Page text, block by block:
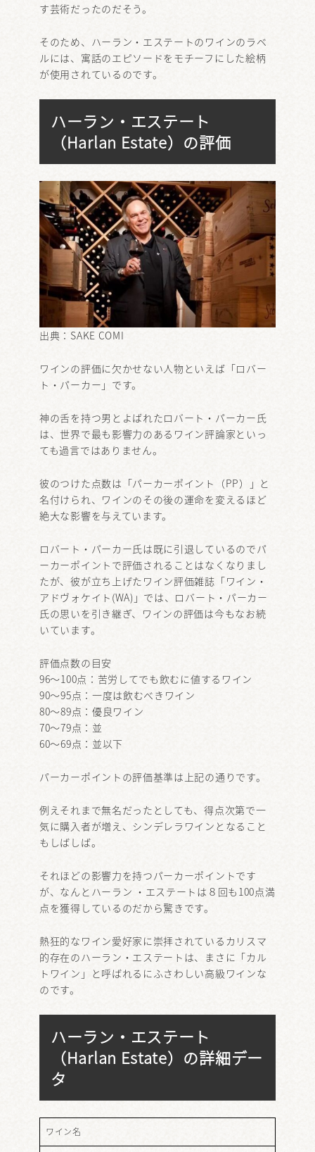
す芸術だったのだそう。
そのため、ハーラン・エステートのワインのラベ
ルには、寓話のエピソードをモチーフにした絵柄
が使用されているのです。
ハーラン・エステート
（Harlan Estate）の評価
出典： SAKE COMI
ワインの評価に欠かせない人物といえば「ロバー
ト・パーカー」です。
神の舌を持つ男とよばれたロバート・パーカー氏
は、世界で最も影響力のあるワイン評論家といっ
ても過言ではありません。
彼のつけた点数は「パーカーポイント（PP）」と
名付けられ、ワインのその後の運命を変えるほど
絶大な影響を与えています。
ロバート・パーカー氏は既に引退しているのでパ
ーカーポイントで評価されることはなくなりまし
たが、彼が立ち上げたワイン評価雑誌「ワイン・
アドヴォケイト(WA)」では、ロバート・パーカー
氏の思いを引き継ぎ、ワインの評価は今もなお続
いています。
評価点数の目安
96～100点：苦労してでも飲むに値するワイン
90～95点：一度は飲むべきワイン
80～89点：優良ワイン
70～79点：並
60～69点：並以下
パーカーポイントの評価基準は上記の通りです。
例えそれまで無名だったとしても、得点次第で一
気に購入者が増え、シンデレラワインとなること
もしばしば。
それほどの影響力を持つパーカーポイントです
が、なんとハーラン ・エステートは８回も100点満
点を獲得しているのだから驚きです。
熱狂的なワイン愛好家に崇拝されているカリスマ
的存在のハーラン・エステートは、まさに「カル
トワイン」と呼ばれるにふさわしい高級ワインな
のです。
ハーラン・エステート
（Harlan Estate）の詳細デー
タ
ワイン名